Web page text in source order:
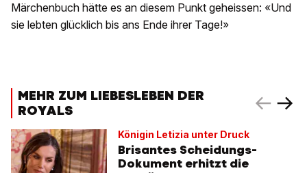
Märchenbuch hätte es an diesem Punkt geheissen: «Und
sie lebten glücklich bis ans Ende ihrer Tage!»
MEHR ZUM LIEBESLEBEN DER
ROYALS
Königin Letizia unter Druck
Brisantes Scheidungs-
Dokument erhitzt die